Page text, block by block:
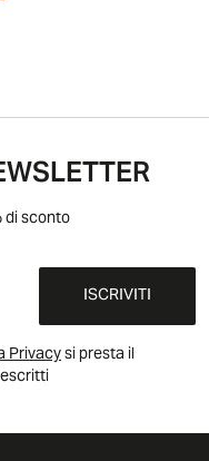
sconto
ISCRIVITI
Privacysi presta il